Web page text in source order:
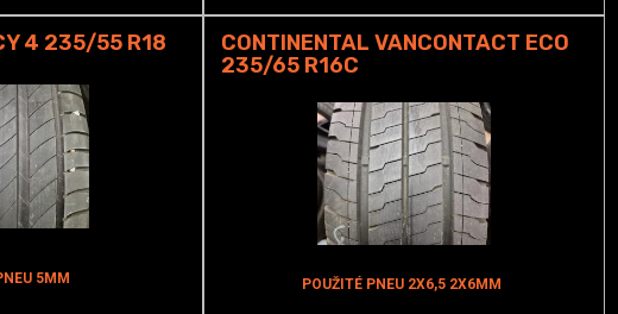
4 235/55 R18
5MM
CONTINENTAL VANCONTACT ECO
235/65 R16C
POUŽITÉ PNEU 2X6,5 2X6MM